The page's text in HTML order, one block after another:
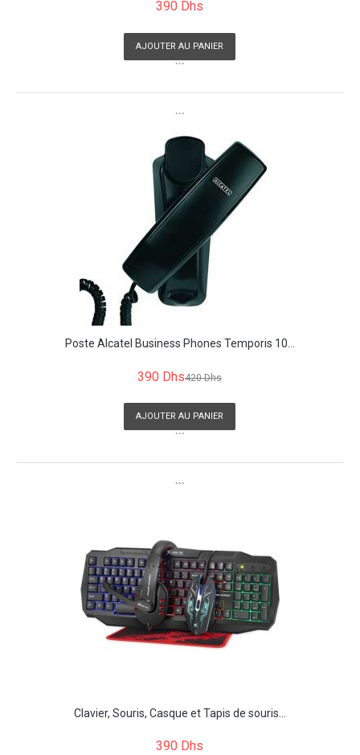
390 Dhs
AJOUTER AU PANIER
```
```
Poste Alcatel Business Phones Temporis 10...
390 Dhs420 Dhs
AJOUTER AU PANIER
```
```
Clavier, Souris, Casque et Tapis de souris...
390 Dhs